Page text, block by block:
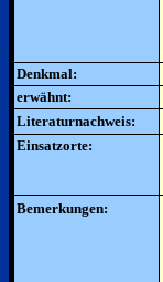
Denkmal:
erwähnt:
Literaturnachweis:
Einsatzorte:
Bemerkungen: